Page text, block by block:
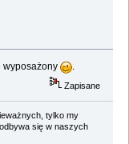
wyposażony .
Zapisane
tylko my
się w naszych